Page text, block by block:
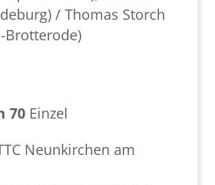
/ Thomas Storch
Brotterode)
70 Einzel
Neunkirchen am